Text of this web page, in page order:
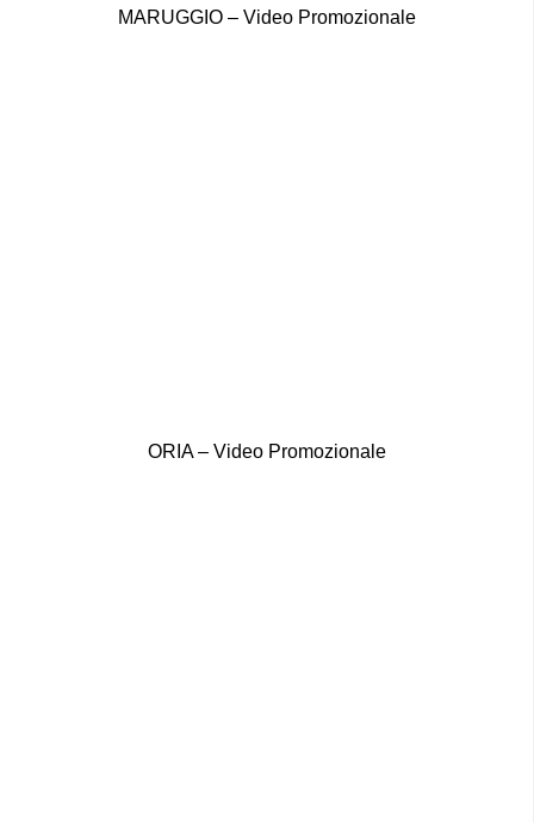
MARUGGIO – Video Promozionale
ORIA – Video Promozionale